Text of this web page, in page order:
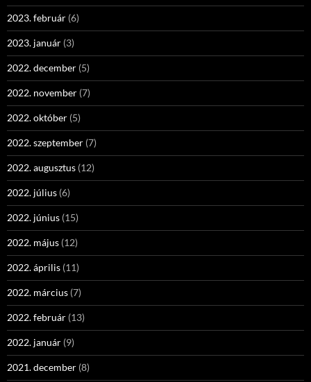
2023. február (6)
2023. január (3)
2022. december (5)
2022. november (7)
2022. október (5)
2022. szeptember (7)
2022. augusztus (12)
2022. július (6)
2022. június (15)
2022. május (12)
2022. április (11)
2022. március (7)
2022. február (13)
2022. január (9)
2021. december (8)